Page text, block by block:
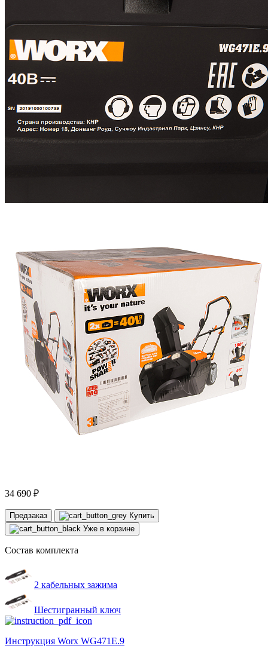
34 690 ₽
Предзаказ
Купить
Уже в корзине
Состав комплекта
2 кабельных зажима
Шестигранный ключ
Инструкция Worx WG471E.9